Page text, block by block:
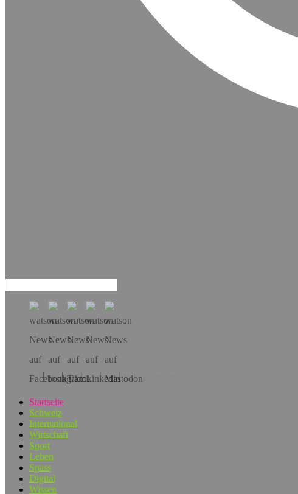
Hol dir die App!
Startseite
Schweiz
International
Wirtschaft
Sport
Leben
Spass
Digital
Wissen